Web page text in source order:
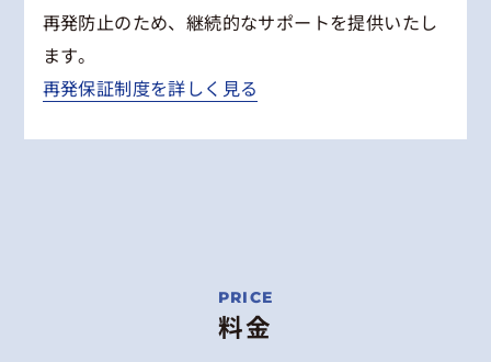
再発防止のため、継続的なサポートを提供いたし
ます。
再発保証制度を詳しく見る
料金